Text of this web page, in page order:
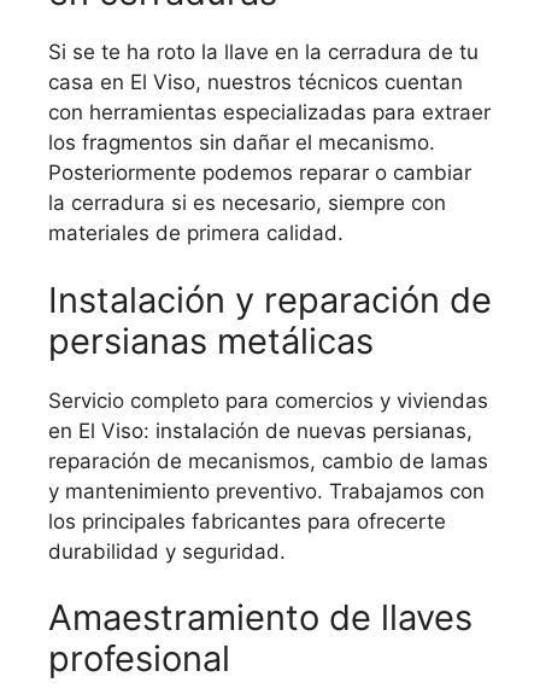
Si se te ha roto la llave en la cerradura de tu
casa en El Viso, nuestros técnicos cuentan
con herramientas especializadas para extraer
los fragmentos sin dañar el mecanismo.
Posteriormente podemos reparar o cambiar
la cerradura si es necesario, siempre con
materiales de primera calidad.
Instalación y reparación de
persianas metálicas
Servicio completo para comercios y viviendas
en El Viso: instalación de nuevas persianas,
reparación de mecanismos, cambio de lamas
y mantenimiento preventivo. Trabajamos con
los principales fabricantes para ofrecerte
durabilidad y seguridad.
Amaestramiento de llaves
profesional